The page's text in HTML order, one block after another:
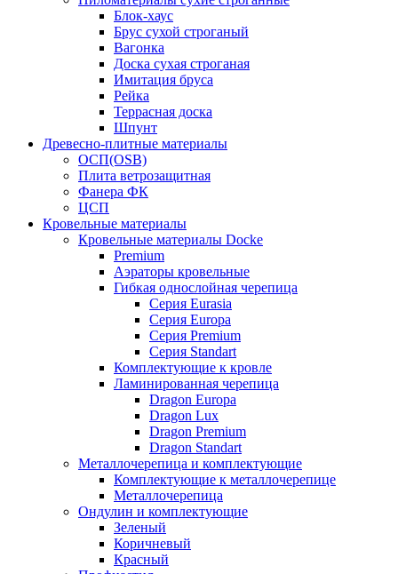
Блок-хаус
Брус сухой строганый
Вагонка
Доска сухая строганая
Имитация бруса
Рейка
Террасная доска
Шпунт
Древесно-плитные материалы
ОСП(OSB)
Плита ветрозащитная
Фанера ФК
ЦСП
Кровельные материалы
Кровельные материалы Docke
Premium
Аэраторы кровельные
Гибкая однослойная черепица
Серия Eurasia
Серия Europa
Серия Premium
Серия Standart
Комплектующие к кровле
Ламинированная черепица
Dragon Europa
Dragon Lux
Dragon Premium
Dragon Standart
Металлочерепица и комплектующие
Комплектующие к металлочерепице
Металлочерепица
Ондулин и комплектующие
Зеленый
Коричневый
Красный